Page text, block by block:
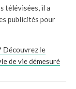
télévisées, il a
publicités pour
Découvrez le
de vie démesuré